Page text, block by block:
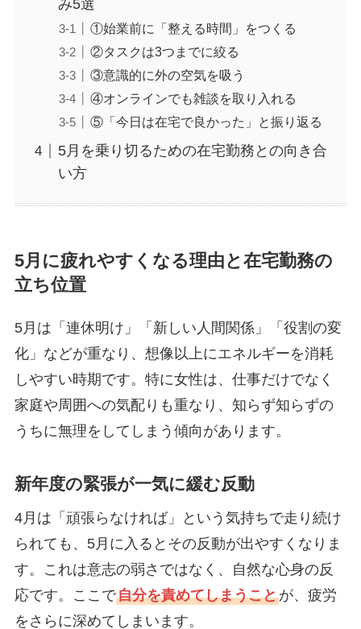
み5選
①始業前に「整える時間」をつくる
②タスクは3つまでに絞る
③意識的に外の空気を吸う
④オンラインでも雑談を取り入れる
⑤「今日は在宅で良かった」と振り返る
5月を乗り切るための在宅勤務との向き合
い方
5月に疲れやすくなる理由と在宅勤務の
立ち位置
5月は「連休明け」「新しい人間関係」「役割の変
化」などが重なり、想像以上にエネルギーを消耗
しやすい時期です。特に女性は、仕事だけでなく
家庭や周囲への気配りも重なり、知らず知らずの
うちに無理をしてしまう傾向があります。
新年度の緊張が一気に緩む反動
4月は「頑張らなければ」という気持ちで走り続け
られても、5月に入るとその反動が出やすくなりま
す。これは意志の弱さではなく、自然な心身の反
応です。ここで自分を責めてしまうことが、疲労
をさらに深めてしまいます。